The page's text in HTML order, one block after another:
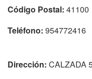
Código Postal: 41100
Teléfono: 954772416
Dirección: CALZADA